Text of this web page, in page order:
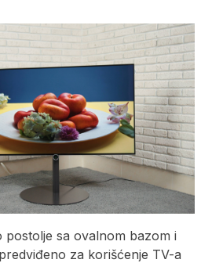
postolje sa ovalnom bazom i
za korišćenje TV-a